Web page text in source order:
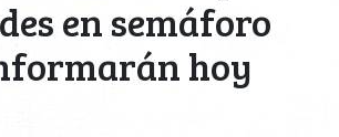
en semáforo
hoy